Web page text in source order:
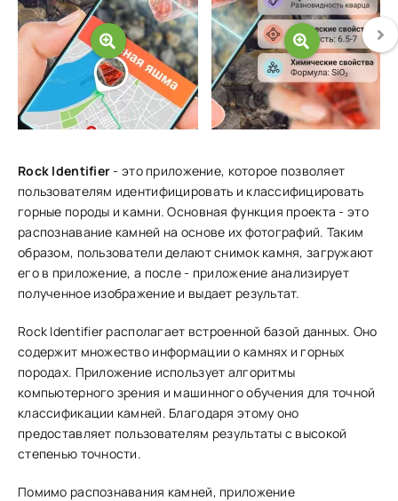
Rock Identifier- это приложение, которое позволяет
пользователям идентифицировать и классифицировать
горные породы и камни. Основная функция проекта - это
распознавание камней на основе их фотографий. Таким
образом, пользователи делают снимок камня, загружают
его в приложение, а после - приложение анализирует
полученное изображение и выдает результат.
Rock Identifier располагает встроенной базой данных. Оно
содержит множество информации о камнях и горных
породах. Приложение использует алгоритмы
компьютерного зрения и машинного обучения для точной
классификации камней. Благодаря этому оно
предоставляет пользователям результаты с высокой
степенью точности.
Помимо распознавания камней, приложение